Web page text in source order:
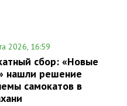
2026, 16:59
сбор: «Новые
нашли решение
самокатов в